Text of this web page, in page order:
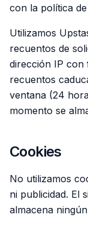
con la política
Utilizamos
recuentos de
dirección IP con
recuentos
ventana (24
momento se
Cookies
No utilizamos
ni publicidad. El
almacena